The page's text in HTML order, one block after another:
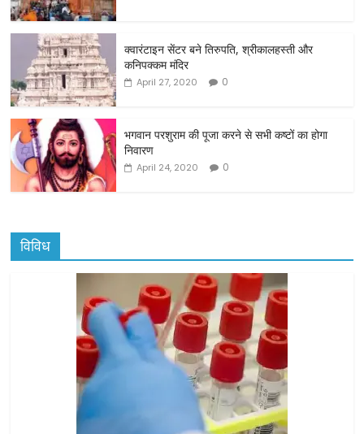
o
o
k
क्वारंटाइन सेंटर बने तिरुपति, श्रीकालहस्ती और
कनिपक्कम मंदिर
April 27, 2020 0
भगवान परशुराम की पूजा करने से सभी कष्टों का होगा
निवारण
April 24, 2020 0
विविध